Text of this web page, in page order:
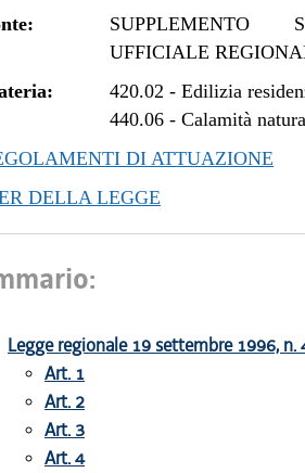
SUPPLEMENTO
UFFICIALE
420.02 -Edilizia
440.06 -Calamità
DI ATTUAZIONE
DELLA LEGGE
Legge regionale 19 settembre 1996, n.
Art. 1
Art. 2
Art. 3
Art. 4